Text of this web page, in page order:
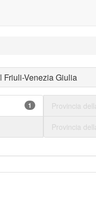
Venezia Giulia
1 Provincia
Provincia